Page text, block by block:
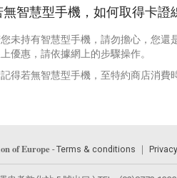
無智慧型手機，如何取得卡證
未持有智慧型手機，請勿擔心，您還
優惠，請依據網上的步驟操作。
得若無智慧型手機，至特約商店消費
of Europe -Terms & conditions ｜